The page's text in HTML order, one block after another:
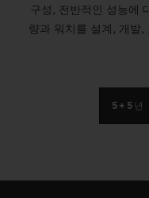
구성, 전반적인 성능에
량과 워치를 설계, 개발
5+5년